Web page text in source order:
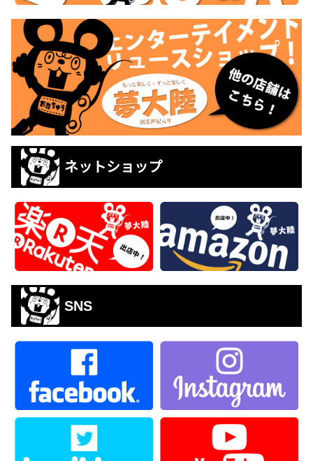
ネットショップ
SNS